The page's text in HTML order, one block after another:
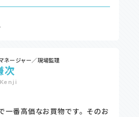
ネージャー／現場監理
次
一番高価なお買物です。そのお